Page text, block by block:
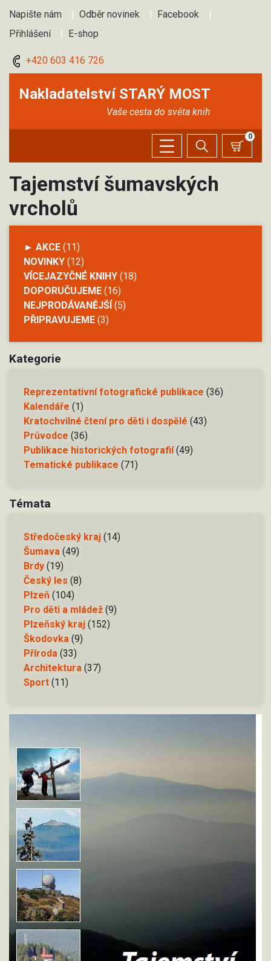
Napište nám | Odběr novinek | Facebook
|
Přihlášení
| E-shop
+420 603 416 726
Nakladatelství STARÝ MOST
Vaše cesta do světa knih
0
Tajemství šumavských
vrcholů
► AKCE (11)
NOVINKY (12)
VÍCEJAZYČNÉ KNIHY (18)
DOPORUČUJEME (16)
NEJPRODÁVANĚJŠÍ (5)
PŘIPRAVUJEME (3)
Kategorie
Reprezentativní fotografické publikace (36)
Kalendáře (1)
Kratochvilné čtení pro děti i dospělé (43)
Průvodce (36)
Publikace historických fotografií(49)
Tematické publikace (71)
Témata
Středočeský kraj (14)
Šumava (49)
Brdy (19)
Český les (8)
Plzeň (104)
Pro děti a mládež (9)
Plzeňský kraj (152)
Škodovka (9)
Příroda (33)
Architektura (37)
Sport (11)